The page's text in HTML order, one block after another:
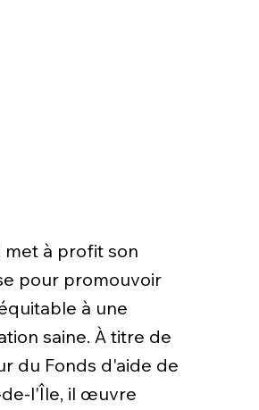
met à profit son
pour promouvoir
à une
saine. À titre de
du Fonds d'aide de
l'Île, il œuvre